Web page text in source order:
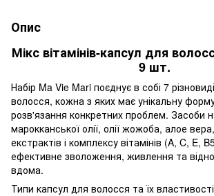
Опис
Мікс вітамінів-капсул для
9 шт.
Набір Ma Vie Mari поєднує в собі 7
волосся, кожна з яких має унікальну
розв'язання конкретних проблем. Засоби
марокканської олії, олії жожоба, алое
екстрактів і комплексу вітамінів (A, C, E,
ефективне зволоження, живлення та
вдома.
Типи капсул для волосся та їх